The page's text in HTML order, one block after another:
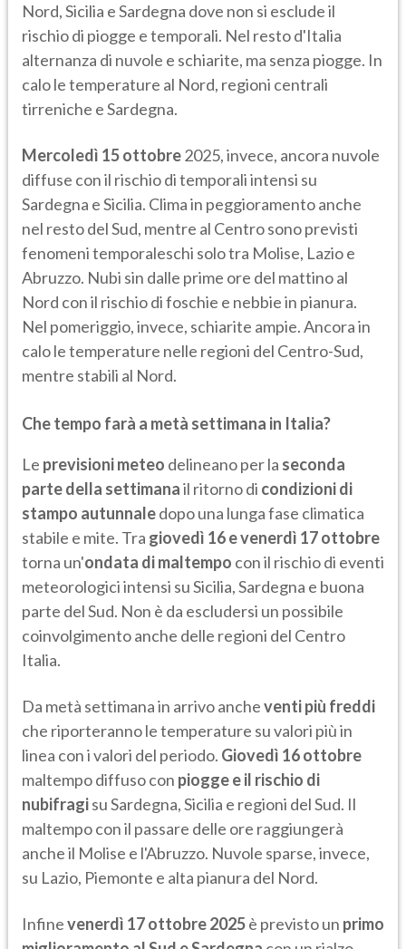
Nord, Sicilia e Sardegna dove non si esclude il
rischio di piogge e temporali. Nel resto d'Italia
alternanza di nuvole e schiarite, ma senza piogge. In
calo le temperature al Nord, regioni centrali
tirreniche e Sardegna.
Mercoledì 15 ottobre2025, invece, ancora nuvole
diffuse con il rischio di temporali intensi su
Sardegna e Sicilia. Clima in peggioramento anche
nel resto del Sud, mentre al Centro sono previsti
fenomeni temporaleschi solo tra Molise, Lazio e
Abruzzo. Nubi sin dalle prime ore del mattino al
Nord con il rischio di foschie e nebbie in pianura.
Nel pomeriggio, invece, schiarite ampie. Ancora in
calo le temperature nelle regioni del Centro-Sud,
mentre stabili al Nord.
Che tempo farà a metà settimana in Italia?
Le previsioni meteo delineano per la seconda
parte della settimanail ritorno di condizioni di
stampo autunnaledopo una lunga fase climatica
stabile e mite. Tra giovedì 16 e venerdì 17 ottobre
torna un'ondata di maltempo con il rischio di eventi
meteorologici intensi su Sicilia, Sardegna e buona
parte del Sud. Non è da escludersi un possibile
coinvolgimento anche delle regioni del Centro
Italia.
Da metà settimana in arrivo ancheventi più freddi
che riporteranno le temperature su valori più in
linea con i valori del periodo. Giovedì 16 ottobre
maltempo diffuso con piogge e il rischio di
nubifragisu Sardegna, Sicilia e regioni del Sud. Il
maltempo con il passare delle ore raggiungerà
anche il Molise e l'Abruzzo. Nuvole sparse, invece,
su Lazio, Piemonte e alta pianura del Nord.
Infinevenerdì 17 ottobre 2025è previsto un primo